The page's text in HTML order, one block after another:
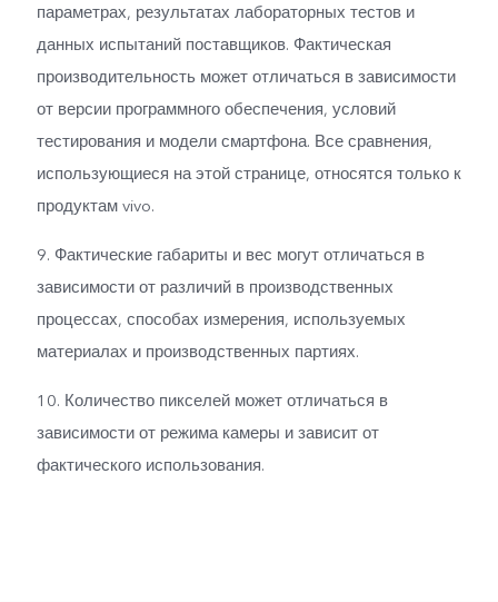
параметрах, результатах лабораторных тестов и
данных испытаний поставщиков. Фактическая
производительность может отличаться в зависимости
от версии программного обеспечения, условий
тестирования и модели смартфона. Все сравнения,
использующиеся на этой странице, относятся только к
продуктам vivo.
9. Фактические габариты и вес могут отличаться в
зависимости от различий в производственных
процессах, способах измерения, используемых
материалах и производственных партиях.
10. Количество пикселей может отличаться в
зависимости от режима камеры и зависит от
фактического использования.